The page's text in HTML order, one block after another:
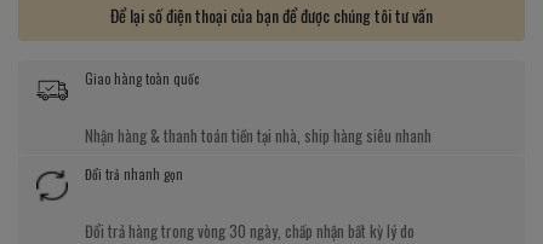
Để lại số điện thoại của bạn để được chúng tôi tư vấn
Giao hàng toàn quốc
Nhận hàng & thanh toán tiền tại nhà, ship hàng siêu nhanh
Đổi trả nhanh gọn
Đổi trả hàng trong vòng 30 ngày, chấp nhận bất kỳ lý do